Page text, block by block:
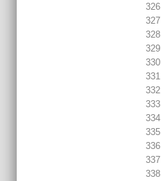
326
327
328
329
330
331
332
333
334
335
336
337
338